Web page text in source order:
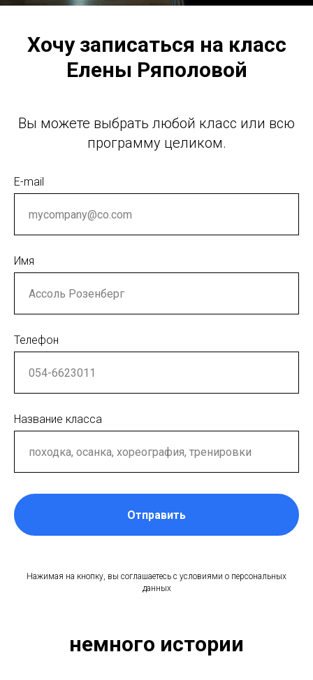
Хочу записаться на класс
Елены Ряполовой
Вы можете выбрать любой класс или всю
программу целиком.
E-mail
Имя
Телефон
Название класса
Отправить
Нажимая на кнопку, вы соглашаетесь с условиями о персональных
данных
немного истории